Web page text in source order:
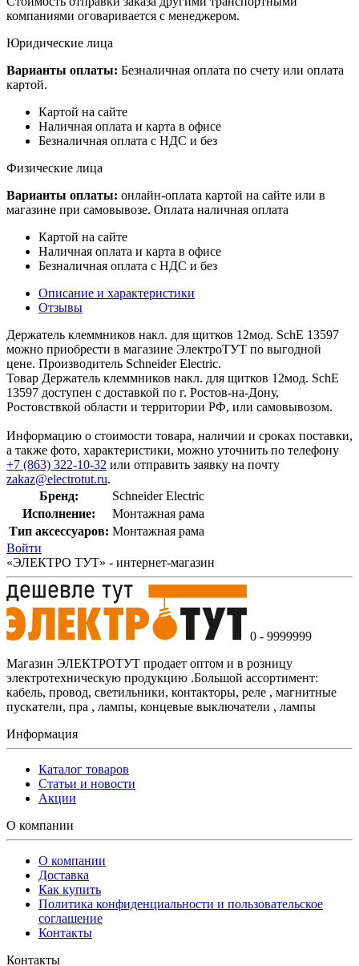
компаниями оговаривается с менеджером.
Юридические лица
Варианты оплаты: Безналичная оплата по счету или оплата
картой.
Картой на сайте
Наличная оплата и карта в офисе
Безналичная оплата с НДС и без
Физические лица
Варианты оплаты: онлайн-оплата картой на сайте или в
магазине при самовывозе. Оплата наличная оплата
Картой на сайте
Наличная оплата и карта в офисе
Безналичная оплата с НДС и без
Описание и характеристики
Отзывы
Держатель клеммников накл. для щитков 12мод. SchE 13597
можно приобрести в магазине ЭлектроТУТ по выгодной
цене. Производитель Schneider Electric.
Товар Держатель клеммников накл. для щитков 12мод. SchE
13597 доступен с доставкой по г. Ростов-на-Дону,
Ростовствкой области и территории РФ, или самовывозом.
Информацию о стоимости товара, наличии и сроках поставки,
а также фото, характеристики, можно уточнить по телефону
+7 (863) 322-10-32 или отправить заявку на почту
zakaz@electrotut.ru.
Бренд:
Schneider Electric
Исполнение:
Монтажная рама
Тип аксессуаров: Монтажная рама
Войти
«ЭЛЕКТРО ТУТ» - интернет-магазин
0 - 9999999
Магазин ЭЛЕКТРОТУТ продает оптом и в розницу
электротехническую продукцию .Большой ассортимент:
кабель, провод, светильники, контакторы, реле , магнитные
пускатели, пра , лампы, концевые выключатели , лампы
Информация
Каталог товаров
Статьи и новости
Акции
О компании
О компании
Доставка
Как купить
Политика конфиденциальности и пользовательское
соглашение
Контакты
Контакты